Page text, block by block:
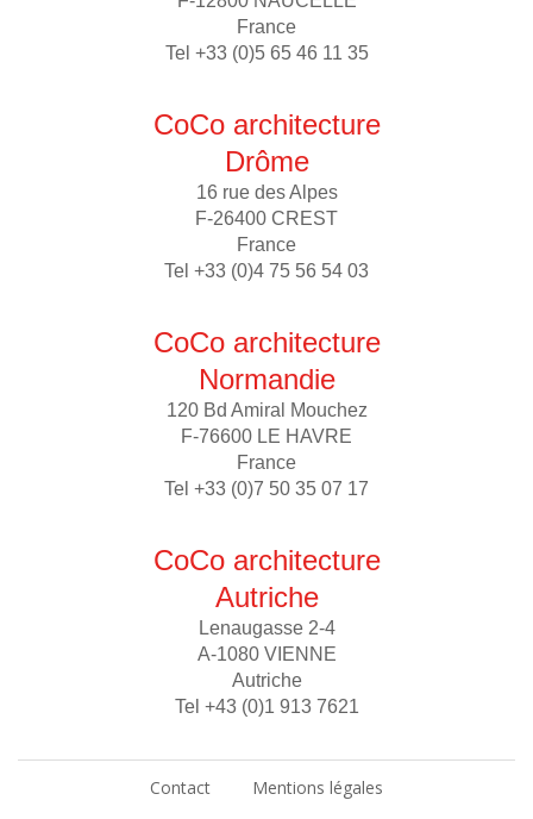
France
Tel +33 (0)5 65 46 11 35
CoCo architecture
Drôme
16 rue des Alpes
F-26400 CREST
France
Tel +33 (0)4 75 56 54 03
CoCo architecture
Normandie
120 Bd Amiral Mouchez
F-76600 LE HAVRE
France
Tel +33 (0)7 50 35 07 17
CoCo architecture
Autriche
Lenaugasse 2-4
A-1080 VIENNE
Autriche
Tel +43 (0)1 913 7621
Contact Mentions légales